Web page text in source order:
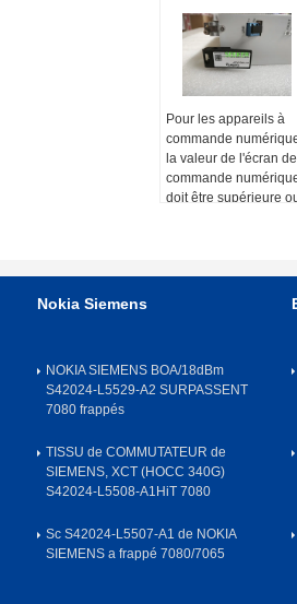
Pour les appareils à
commande
la valeur de l'écran de
commande
doit être supérieure
Nokia Siemens
NOKIA SIEMENS BOA/18dBm
S42024-L5529-A2 SURPASSENT
7080 frappés
TISSU de COMMUTATEUR de
SIEMENS, XCT (HOCC 340G)
S42024-L5508-A1HiT 7080
Sc S42024-L5507-A1 de NOKIA
SIEMENS a frappé 7080/7065